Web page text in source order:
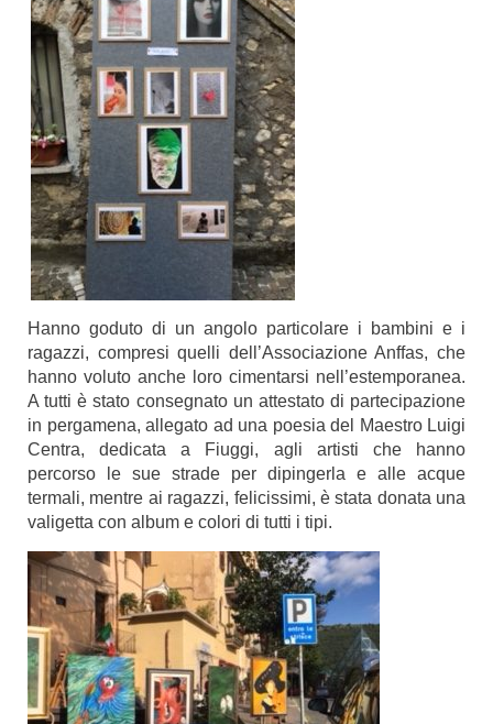
Hanno goduto di un angolo particolare i bambini e i
ragazzi, compresi quelli dell’Associazione Anffas, che
hanno voluto anche loro cimentarsi nell’estemporanea.
A tutti è stato consegnato un attestato di partecipazione
in pergamena, allegato ad una poesia del Maestro Luigi
Centra, dedicata a Fiuggi, agli artisti che hanno
percorso le sue strade per dipingerla e alle acque
termali, mentre ai ragazzi, felicissimi, è stata donata una
valigetta con album e colori di tutti i tipi.